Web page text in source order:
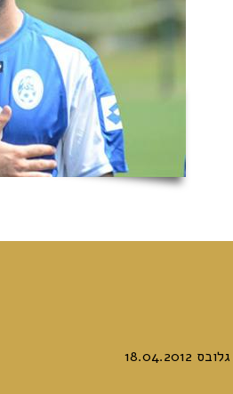
גלובס 18.04.2012